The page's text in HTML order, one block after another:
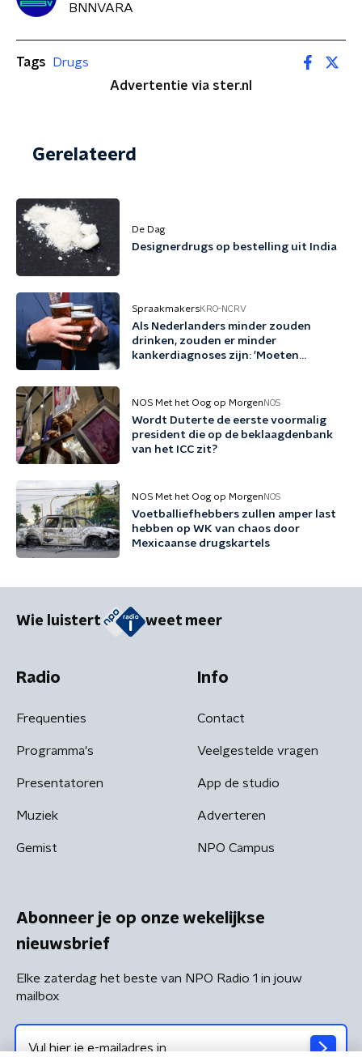
BNNVARA
Tags
Drugs
Advertentie via ster.nl
Gerelateerd
De Dag
Designerdrugs op bestelling uit India
SpraakmakersKRO-NCRV
Als Nederlanders minder zouden
drinken, zouden er minder
kankerdiagnoses zijn: 'Moeten
NOS Met het Oog op Morgen NOS
Wordt Duterte de eerste voormalig
president die op de beklaagdenbank
van het ICC zit?
NOS Met het Oog op Morgen NOS
Voetballiefhebbers zullen amper last
hebben op WK van chaos door
Mexicaanse drugskartels
Wie luistert weet meer
Radio
Frequenties
Programma's
Presentatoren
Muziek
Gemist
Info
Contact
Veelgestelde vragen
App de studio
Adverteren
NPO Campus
Abonneer je op onze wekelijkse
nieuwsbrief
Elke zaterdag het beste van NPO Radio 1 in jouw
mailbox